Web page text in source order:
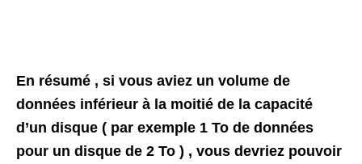
En résumé , si vous aviez un volume de
données inférieur à la moitié de la capacité
d’un disque ( par exemple 1 To de données
pour un disque de 2 To ) , vous devriez pouvoir